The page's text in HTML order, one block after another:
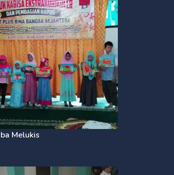
Melukis